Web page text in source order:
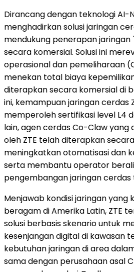
Dirancang dengan teknologi AI-
menghadirkan solusi jaringan
mendukung penerapan jaringan
secara komersial. Solusi ini
operasional dan pemeliharaan
menekan total biaya
diterapkan secara komersial di
ini, kemampuan jaringan cerdas
memperoleh sertifikasi level L4
lain, agen cerdas Co-Claw yang
oleh ZTE telah diterapkan
meningkatkan otomatisasi dan
serta membantu operator
pengembangan jaringan cerdas
Menjawab kondisi jaringan yang
beragam di Amerika Latin, ZTE
solusi berbasis skenario untuk
kesenjangan digital di kawasan
kebutuhan jaringan di area
sama dengan perusahaan asal